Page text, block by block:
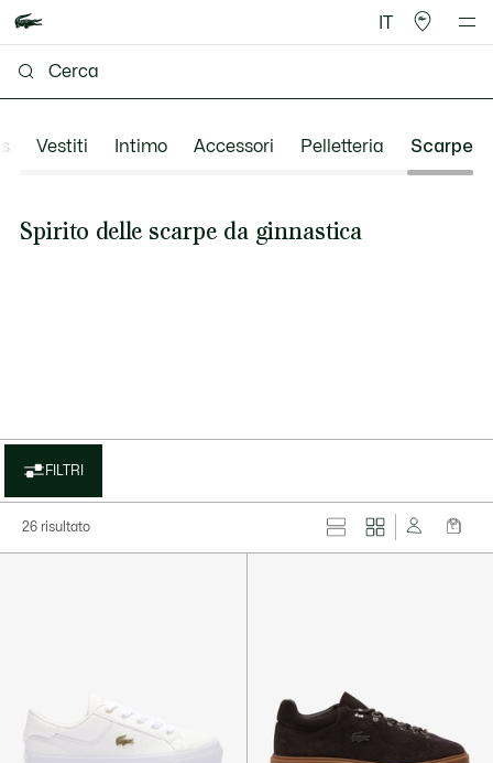
IT
Vestiti Intimo Accessori Pelletteria Scarpe
Spirito delle scarpe da ginnastica
FILTRI
26 risultato